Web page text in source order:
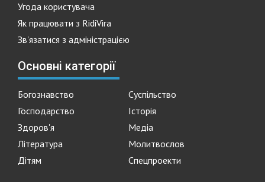
Угода користувача
Як працювати з RidiVira
Зв'язатися з адміністрацією
Основні категорії
Богознавство
Суспільство
Господарство
Історія
Здоров'я
Медіа
Література
Молитвослов
Дітям
Спецпроекти